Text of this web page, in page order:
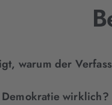
warum der
wirklich?